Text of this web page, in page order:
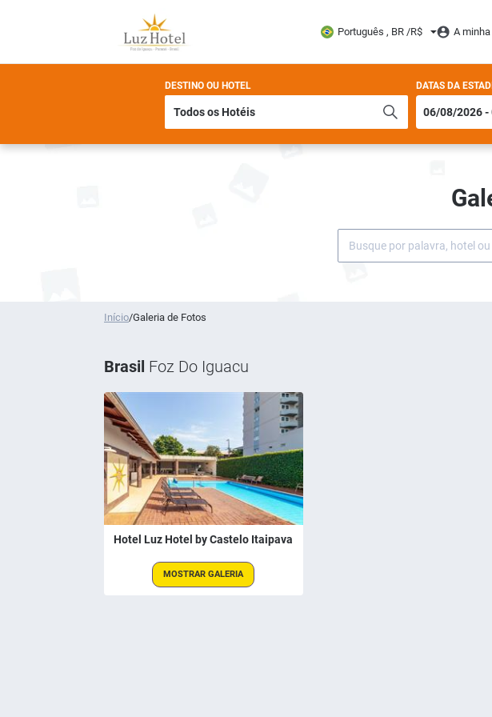
Português , BR /R$ A
DESTINO OU HOTEL DATAS DA
Início/Galeria de Fotos
Brasil Foz Do Iguacu
Hotel Luz Hotel by Castelo Itaipava
MOSTRAR GALERIA